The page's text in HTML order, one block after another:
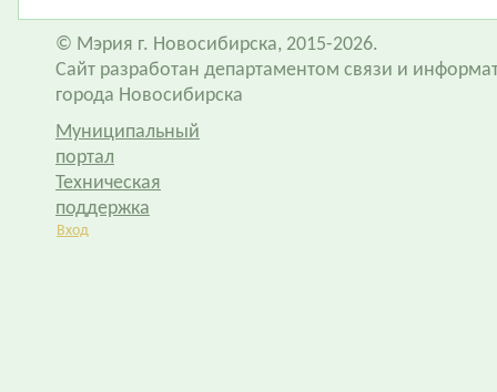
© Мэрия г. Новосибирска, 2015-2026.
Сайт разработан департаментом связи и
города Новосибирска
Муниципальный
портал
Техническая
поддержка
Вход